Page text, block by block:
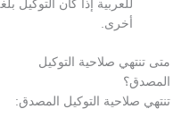
إذا كان التوكيل بلغة
صلاحية التوكيل
التوكيل المصدق: